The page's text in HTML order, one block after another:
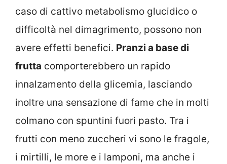
caso di cattivo metabolismo glucidico o
difficoltà nel dimagrimento, possono non
avere effetti benefici. Pranzi a base di
frutta comporterebbero un rapido
innalzamento della glicemia, lasciando
inoltre una sensazione di fame che in molti
colmano con spuntini fuori pasto. Tra i
frutti con meno zuccheri vi sono le fragole,
i mirtilli, le more e i lamponi, ma anche i